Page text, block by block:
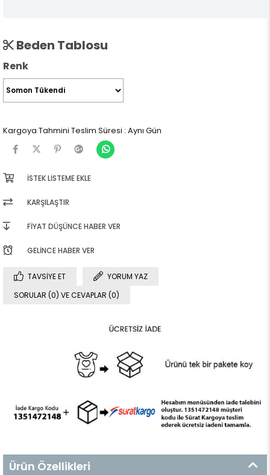
Beden Tablosu
Renk
Kargoya Tahmini Teslim Süresi : Aynı Gün
İSTEK LISTEME EKLE
KARŞILAŞTIR
FIYAT DÜŞÜNCE HABER VER
GELINCE HABER VER
TAVSIYE ET
YORUM YAZ
SORULAR (0) VE CEVAPLAR (0)
Ürün Özellikleri